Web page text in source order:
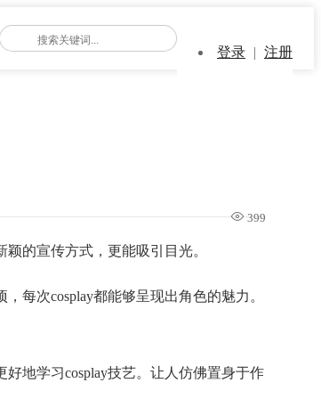
登录 | 注册
399
的宣传方式，更能吸引目光。
每次cosplay都能够呈现出角色的魅力。
地学习cosplay技艺。让人仿佛置身于作